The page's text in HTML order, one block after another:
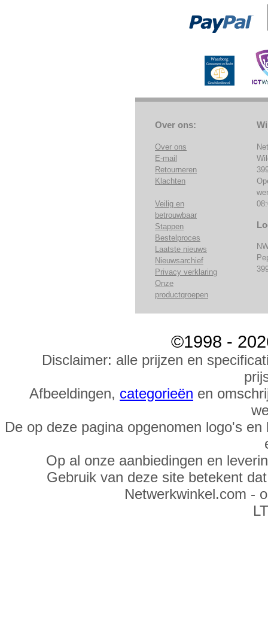
Over ons:
Over ons
E-mail
Retourneren
Klachten
Veilig en
betrouwbaar
Stappen
Bestelproces
Laatste nieuws
Nieuwsarchief
Privacy verklaring
Onze
productgroepen
©1998 -
Disclaimer: alle prijzen en
Afbeeldingen, categorieën en
De op deze pagina opgenomen logo's
Op al onze aanbiedingen en
Gebruik van deze site betekent
Netwerkwinkel.com -